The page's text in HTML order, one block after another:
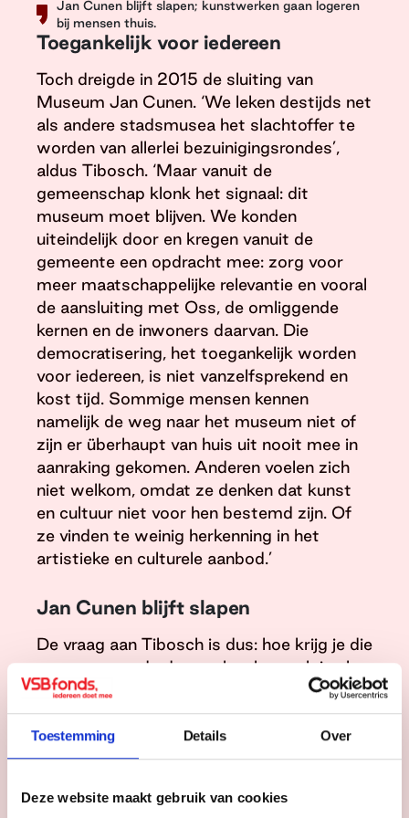
Toestemming Details Over
Deze website maakt gebruik van cookies
Jan Cunen blijft slapen; kunstwerken gaan logeren
bij mensen thuis.
Toegankelijk voor iedereen
Toch dreigde in 2015 de sluiting van
Museum Jan Cunen. ‘We leken destijds net
als andere stadsmusea het slachtoffer te
worden van allerlei bezuinigingsrondes’,
aldus Tibosch. ‘Maar vanuit de
gemeenschap klonk het signaal: dit
museum moet blijven. We konden
uiteindelijk door en kregen vanuit de
gemeente een opdracht mee: zorg voor
meer maatschappelijke relevantie en vooral
de aansluiting met Oss, de omliggende
kernen en de inwoners daarvan. Die
democratisering, het toegankelijk worden
voor iedereen, is niet vanzelfsprekend en
kost tijd. Sommige mensen kennen
namelijk de weg naar het museum niet of
zijn er überhaupt van huis uit nooit mee in
aanraking gekomen. Anderen voelen zich
niet welkom, omdat ze denken dat kunst
en cultuur niet voor hen bestemd zijn. Of
ze vinden te weinig herkenning in het
artistieke en culturele aanbod.’
Jan Cunen blijft slapen
De vraag aan Tibosch is dus: hoe krijg je die
mensen over de drempel en hoe pak je als
museum óók een maatschappelijke rol?
‘Het verhaal van Oss’ is als spannende
aanjager van onze programmering een
schot in de roos. Daar komen mensen uit
regio graag op af. Maar omgekeerd gaan